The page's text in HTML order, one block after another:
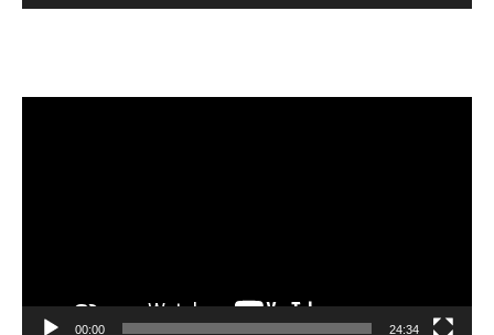
00:00 24:34